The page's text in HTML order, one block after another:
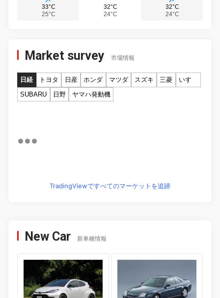
33°C
25°C
32°C
24°C
32°C
24°C
Market survey 市場情報
日経 トヨタ 日産 ホンダ マツダ スズキ 三菱
いすゞ
SUBARU
日野 ヤマハ発動機
TradingViewですべてのマーケットを追跡
New Car 新車種情報